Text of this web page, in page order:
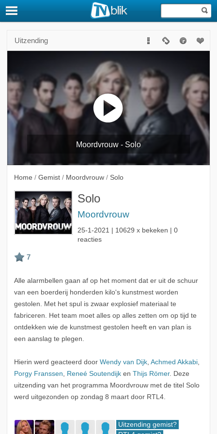
Uitzending
Moordvrouw - Solo
Home / Gemist / Moordvrouw / Solo
Solo
Moordvrouw
25-1-2021 | 10629 x bekeken | 0
reacties
Alle alarmbellen gaan af op het moment dat er uit de schuur
van een boerderij honderden kilo's kunstmest worden
gestolen. Met het spul is zwaar explosief materiaal te
fabriceren. Het team moet alles op alles zetten om op tijd te
ontdekken wie de kunstmest gestolen heeft en van plan is
een aanslag te plegen.
Hierin werd geacteerd door Wendy van Dijk, Achmed Akkabi,
Porgy Franssen, Reneé Soutendijken Thijs Römer. Deze
uitzending van het programma Moordvrouw met de titel Solo
werd uitgezonden op zondag 8 maart door RTL4.
Uitzending gemist?